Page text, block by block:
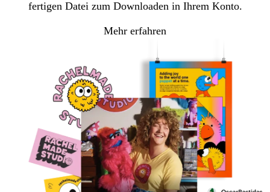
fertigen Datei zum Downloaden in Ihrem Konto.
Mehr erfahren